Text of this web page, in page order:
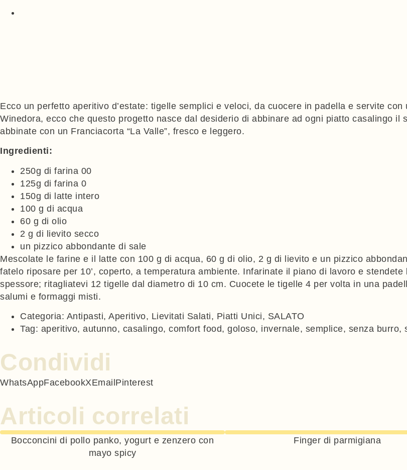
Ecco un perfetto aperitivo d’estate: tigelle semplici e veloci, da cuocere in padella e servite
Winedora, ecco che questo progetto nasce dal desiderio di abbinare ad ogni piatto casalingo
abbinate con un Franciacorta “La Valle”, fresco e leggero.
Ingredienti:
250g di farina 00
125g di farina 0
150g di latte intero
100 g di acqua
60 g di olio
2 g di lievito secco
un pizzico abbondante di sale
Mescolate le farine e il latte con 100 g di acqua, 60 g di olio, 2 g di lievito e un pizzico
fatelo riposare per 10’, coperto, a temperatura ambiente. Infarinate il piano di lavoro e
spessore; ritagliatevi 12 tigelle dal diametro di 10 cm. Cuocete le tigelle 4 per volta in una
salumi e formaggi misti.
Categoria: Antipasti, Aperitivo, Lievitati Salati, Piatti Unici, SALATO
Tag: aperitivo, autunno, casalingo, comfort food, goloso, invernale, semplice, senza burro,
Condividi
WhatsAppFacebookXEmail Pinterest
Articoli correlati
Bocconcini di pollo panko, yogurt e zenzero con
mayo spicy
Finger di parmigiana